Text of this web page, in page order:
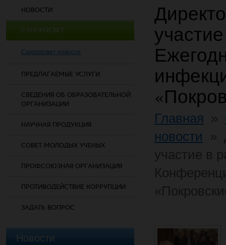
НОВОСТИ
САНПРОСВЕТ
Санпросвет новости
ПРЕДЛАГАЕМЫЕ УСЛУГИ
СВЕДЕНИЯ ОБ ОБРАЗОВАТЕЛЬНОЙ
ОРГАНИЗАЦИИ
НАУЧНАЯ ПРОДУКЦИЯ
СОВЕТ МОЛОДЫХ УЧЕНЫХ
ПРОФСОЮЗНАЯ ОРГАНИЗАЦИЯ
ПРОТИВОДЕЙСТВИЕ КОРРУПЦИИ
ЗАДАТЬ ВОПРОС
Новости
Главная
новости